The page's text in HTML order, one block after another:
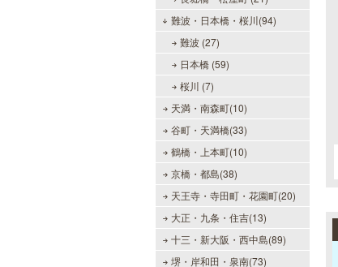
難波・日本橋・桜川(94)
難波 (27)
日本橋 (59)
桜川 (7)
天満・南森町(10)
谷町・天満橋(33)
鶴橋・上本町(10)
京橋・都島(38)
天王寺・寺田町・花園町(20)
大正・九条・住吉(13)
十三・新大阪・西中島(89)
堺・岸和田・泉南(73)